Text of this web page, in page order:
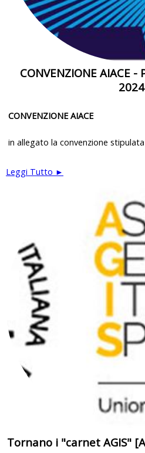
CONVENZIONE AIACE -
2024
CONVENZIONE AIACE
in allegato la convenzione stipulata
Leggi Tutto ►
Tornano i "carnet AGIS"